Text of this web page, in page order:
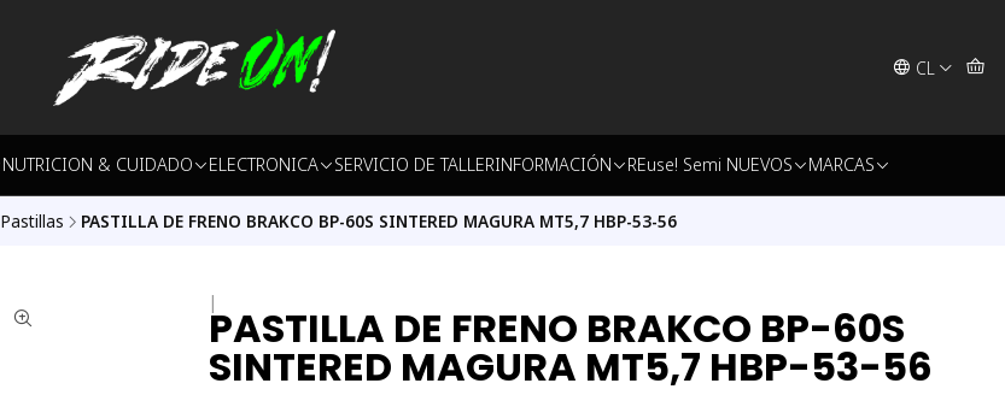
CL
NUTRICION & CUIDADO ELECTRONICA SERVICIO DE TALLERINFORMACIÓN REuse! Semi NUEVOS MARCAS
Pastillas PASTILLA DE FRENO BRAKCO BP-60S SINTERED MAGURA MT5,7 HBP-53-56
|PASTILLA DE FRENO BRAKCO BP-60S
SINTERED MAGURA MT5,7 HBP-53-56